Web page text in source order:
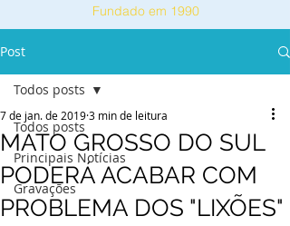
Fundado em 1990
Post
Todos posts
Principais Notícias
Gravações
Todos posts
MATO GROSSO DO SUL
PODERÁ ACABAR COM
PROBLEMA DOS "LIXÕES"
7 de jan. de 20193 min de leitura